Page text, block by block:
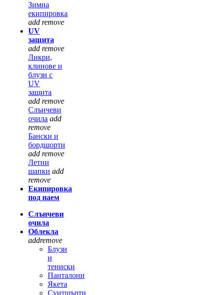
Зимна
екипировка
add remove
UV
защита
add remove
Ликри,
клинове и
блузи с
UV
защита
add remove
Слънчеви
очила add
remove
Бански и
бордшорти
add remove
Летни
шапки add
remove
Екипировка
под наем
Слънчеви
очила
Облекла
addremove
Блузи
и
тениски
Панталони
Якета
Суитшърти